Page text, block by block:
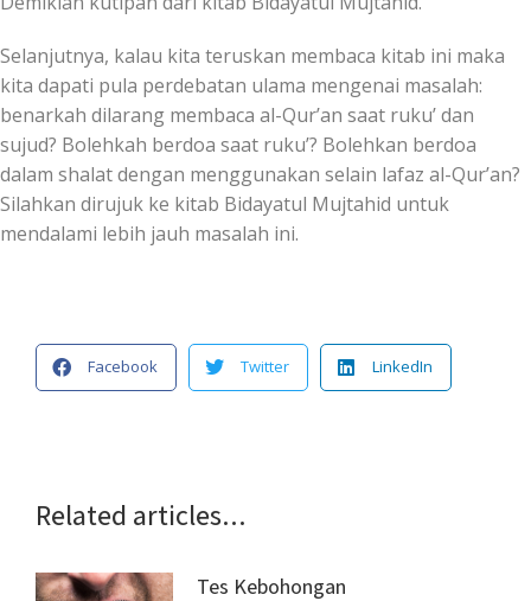
Selanjutnya, kalau kita teruskan membaca kitab ini maka
kita dapati pula perdebatan ulama mengenai masalah:
benarkah dilarang membaca al-Qur’an saat ruku’ dan
sujud? Bolehkah berdoa saat ruku’? Bolehkan berdoa
dalam shalat dengan menggunakan selain lafaz al-Qur’an?
Silahkan dirujuk ke kitab Bidayatul Mujtahid untuk
mendalami lebih jauh masalah ini.
Facebook Twitter LinkedIn
Related articles...
Tes Kebohongan